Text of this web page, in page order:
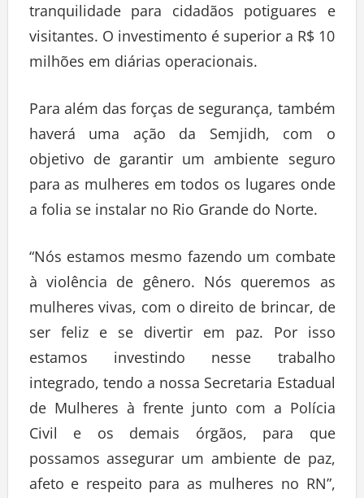
tranquilidade para cidadãos potiguares e
visitantes. O investimento é superior a R$ 10
milhões em diárias operacionais.
Para além das forças de segurança, também
haverá uma ação da Semjidh, com o
objetivo de garantir um ambiente seguro
para as mulheres em todos os lugares onde
a folia se instalar no Rio Grande do Norte.
“Nós estamos mesmo fazendo um combate
à violência de gênero. Nós queremos as
mulheres vivas, com o direito de brincar, de
ser feliz e se divertir em paz. Por isso
estamos investindo nesse trabalho
integrado, tendo a nossa Secretaria Estadual
de Mulheres à frente junto com a Polícia
Civil e os demais órgãos, para que
possamos assegurar um ambiente de paz,
afeto e respeito para as mulheres no RN”,